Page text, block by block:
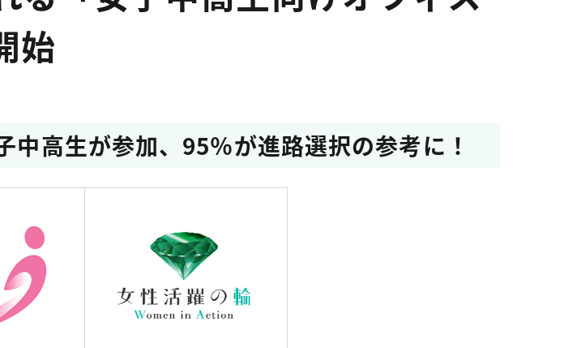
始
高生が参加、95％が進路選択の参考に！